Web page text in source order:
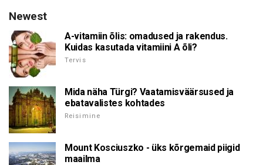
Newest
A-vitamiin õlis: omadused ja rakendus.
Kuidas kasutada vitamiini A õli?
Tervis
Mida näha Türgi? Vaatamisväärsused ja
ebatavalistes kohtades
Reisimine
Mount Kosciuszko - üks kõrgemaid piigid
maailma